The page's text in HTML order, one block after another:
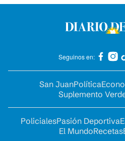
Seguinos en:
San JuanPolítica
Suplemento
PolicialesPasión Deportiva
El MundoRecetas